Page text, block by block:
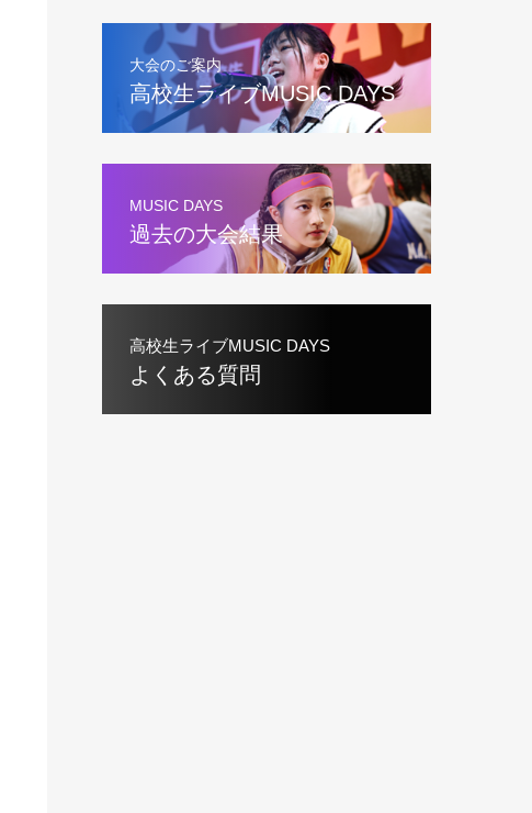
大会のご案内
高校生ライブMUSIC DAYS
MUSIC DAYS
過去の大会結果
高校生ライブMUSIC DAYS
よくある質問